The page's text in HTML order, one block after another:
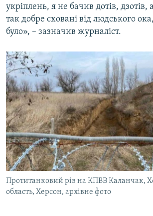
укріплень, я не бачив дотів, дзотів,
так добре сховані від людського
було», – зазначив журналіст.
Протитанковий рів на КПВВ Каланчак,
область, Херсон, архівне фото